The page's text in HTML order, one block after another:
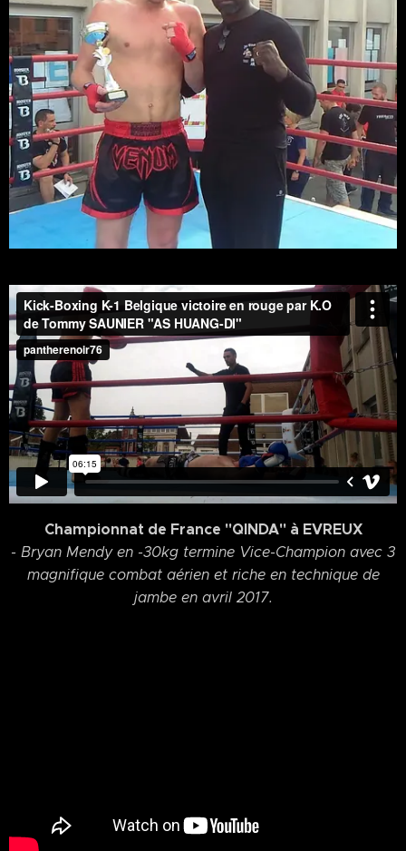
Championnat de France "QINDA" à EVREUX
- Bryan Mendy en -30kg termine Vice-Champion avec 3
magnifique combat aérien et riche en technique de
jambe en avril 2017.